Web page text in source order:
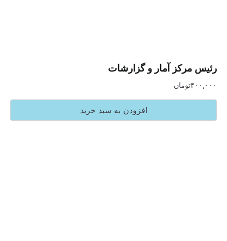
آمار و گزارشات
تومان
افزودن به سبد خرید